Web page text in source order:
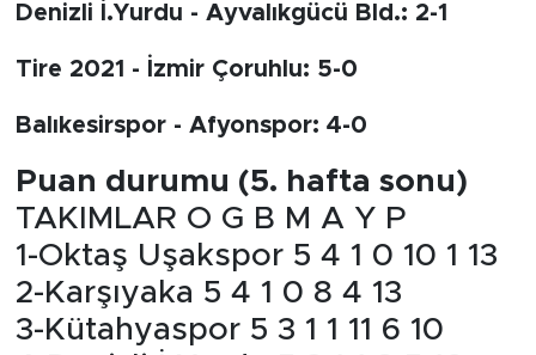
Denizli İ.Yurdu - Ayvalıkgücü Bld.: 2-1
Tire 2021 - İzmir Çoruhlu: 5-0
Balıkesirspor - Afyonspor: 4-0
Puan durumu (5. hafta sonu)
TAKIMLAR O G B M A Y P
1-Oktaş Uşakspor 5 4 1 0 10 1 13
2-Karşıyaka 5 4 1 0 8 4 13
3-Kütahyaspor 5 3 1 1 11 6 10